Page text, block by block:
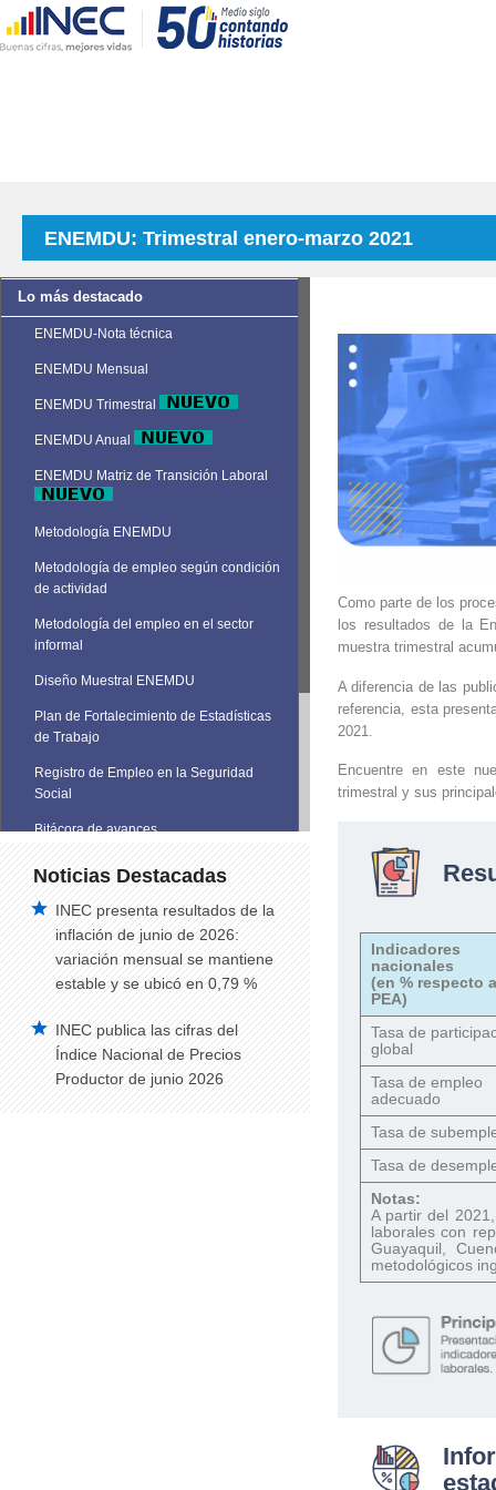
ENEMDU: Trimestral enero-marzo 2021
Lo más destacado
ENEMDU-Nota técnica
ENEMDU Mensual
ENEMDU Trimestral
ENEMDU Anual
ENEMDU Matriz de Transición Laboral
Metodología ENEMDU
Metodología de empleo según condición
de actividad
Metodología del empleo en el sector
informal
Diseño Muestral ENEMDU
Plan de Fortalecimiento de Estadísticas
de Trabajo
Registro de Empleo en la Seguridad
Social
Bitácora de avances
Noticias Destacadas
INEC presenta resultados de la
inflación de junio de 2026:
variación mensual se mantiene
estable y se ubicó en 0,79 %
INEC publica las cifras del
Índice Nacional de Precios
Productor de junio 2026
Como parte de los
los resultados de la
muestra trimestral
A diferencia de las
referencia, esta
2021.
Encuentre en este
trimestral y sus
Indicadores
nacionales
(en % respecto
PEA)
Tasa de
global
Tasa de empleo
adecuado
Tasa de
Tasa de
Notas:
A partir del
laborales con
Guayaquil,
metodológicos